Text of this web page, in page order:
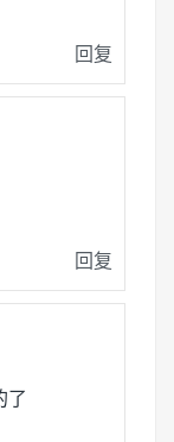
回复
回复
了